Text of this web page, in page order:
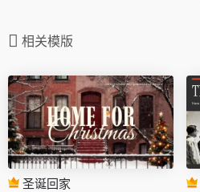
相关模版
圣诞回家